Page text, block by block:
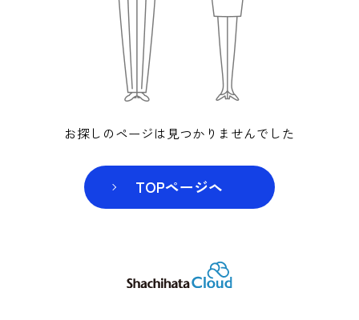
お探しのページは見つかりませんでした
TOPページヘ